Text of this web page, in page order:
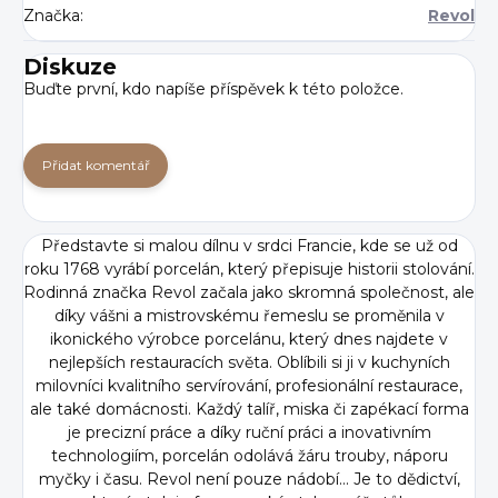
Značka: Revol
Diskuze
Buďte první, kdo napíše příspěvek k této položce.
Přidat komentář
Představte si malou dílnu v srdci Francie, kde se už od
roku 1768 vyrábí porcelán, který přepisuje historii stolování.
Rodinná značka Revol začala jako skromná společnost, ale
díky vášni a mistrovskému řemeslu se proměnila v
ikonického výrobce porcelánu, který dnes najdete v
nejlepších restauracích světa. Oblíbili si ji v kuchyních
milovníci kvalitního servírování, profesionální restaurace,
ale také domácnosti. Každý talíř, miska či zapékací forma
je precizní práce a díky ruční práci a inovativním
technologiím, porcelán odolává žáru trouby, náporu
myčky i času. Revol není pouze nádobí... Je to dědictví,